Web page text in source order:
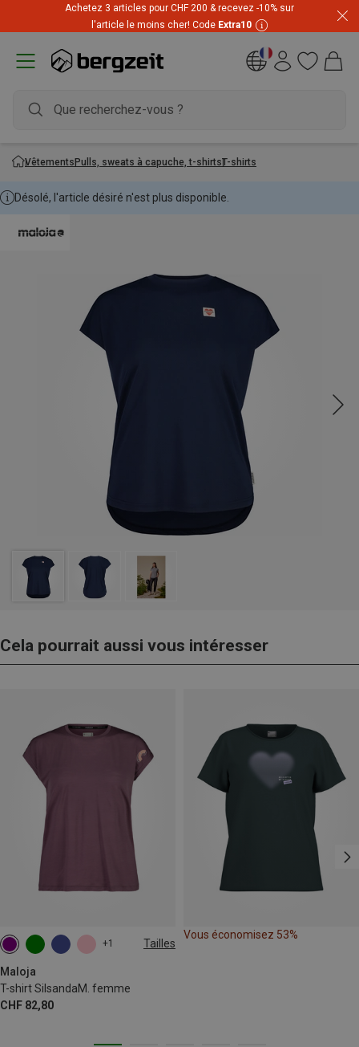
Prix imbattables ! Jusqu'à -60 % pendant les soldes d'été
Achetez 3 articles pour CHF 200 & recevez -10% sur
l'article le moins cher! Code Extra10
VêtementsPulls, sweats à capuche, t-shirtsT-shirts
Désolé, l'article désiré n'est plus disponible.
Cela pourrait aussi vous intéresser
+1 Tailles
Maloja
T-shirt SilsandaM. femme
CHF 82,80
XS S
Vous économisez 53%